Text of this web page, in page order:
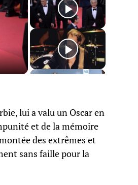
lui a valu un Oscar en
et de la mémoire
des extrêmes et
sans faille pour la